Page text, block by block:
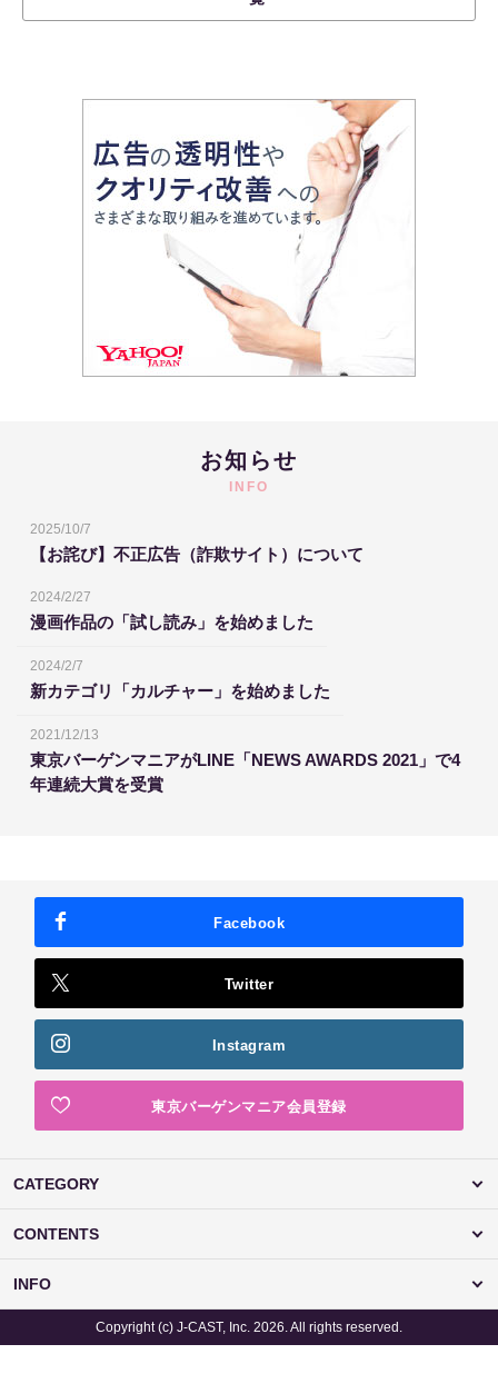
お知らせ
INFO
2025/10/7
【お詫び】不正広告（詐欺サイト）について
2024/2/27
漫画作品の「試し読み」を始めました
2024/2/7
新カテゴリ「カルチャー」を始めました
2021/12/13
東京バーゲンマニアがLINE「NEWS AWARDS 2021」で4
年連続大賞を受賞
Facebook
Twitter
Instagram
東京バーゲンマニア会員登録
CATEGORY
CONTENTS
INFO
Copyright (c) J-CAST, Inc. 2026. All rights reserved.